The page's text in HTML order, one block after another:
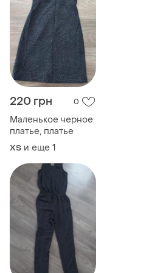
220 грн 0
Маленькое черное
платье, платье
ХS и еще 1